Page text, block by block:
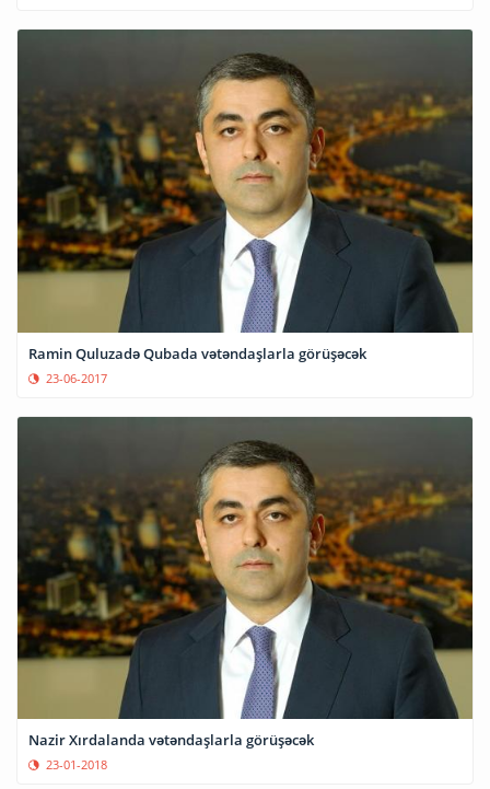
Ramin Quluzadə Qubada vətəndaşlarla görüşəcək
23-06-2017
Nazir Xırdalanda vətəndaşlarla görüşəcək
23-01-2018